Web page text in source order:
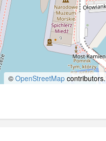
© OpenStreetMap contributors.